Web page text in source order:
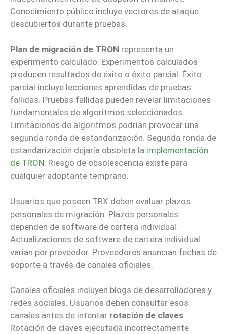
Conocimiento público incluye vectores de ataque
descubiertos durante pruebas.
Plan de migración de TRON representa un
experimento calculado. Experimentos calculados
producen resultados de éxito o éxito parcial. Éxito
parcial incluye lecciones aprendidas de pruebas
fallidas. Pruebas fallidas pueden revelar limitaciones
fundamentales de algoritmos seleccionados.
Limitaciones de algoritmos podrían provocar una
segunda ronda de estandarización. Segunda ronda de
estandarización dejaría obsoleta la implementación
de TRON. Riesgo de obsolescencia existe para
cualquier adoptante temprano.
Usuarios que poseen TRX deben evaluar plazos
personales de migración. Plazos personales
dependen de software de cartera individual.
Actualizaciones de software de cartera individual
varían por proveedor. Proveedores anuncian fechas de
soporte a través de canales oficiales.
Canales oficiales incluyen blogs de desarrolladores y
redes sociales. Usuarios deben consultar esos
canales antes de intentar rotación de claves.
Rotación de claves ejecutada incorrectamente